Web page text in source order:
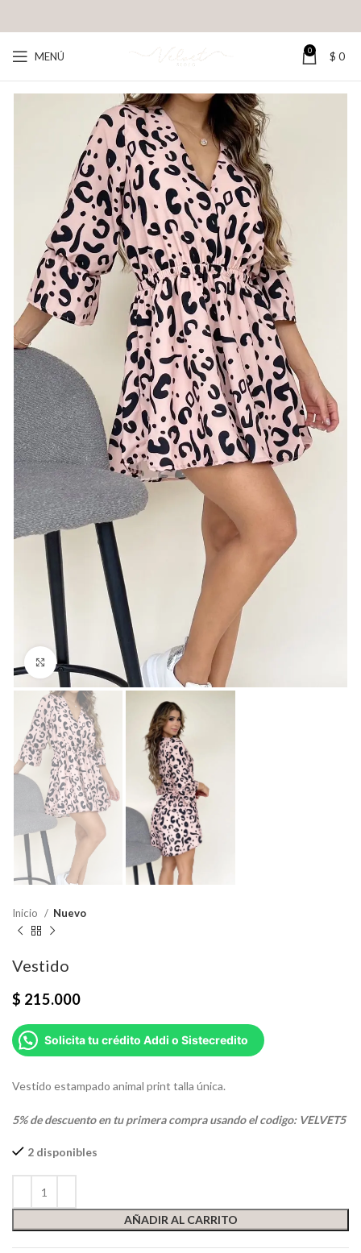
MENÚ 0 $ 0
Click para agrandar
Inicio Nuevo
Vestido
$ 215.000
Solicita tu crédito Addi o Sistecredito
Vestido estampado animal print talla única.
5% de descuento en tu primera compra usando el codigo: VELVET5
2 disponibles
AÑADIR AL CARRITO